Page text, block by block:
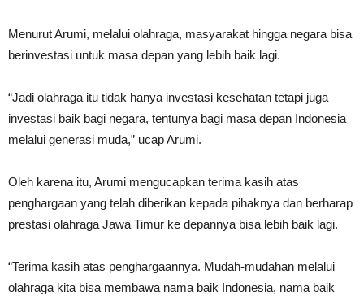
Menurut Arumi, melalui olahraga, masyarakat hingga negara bisa
berinvestasi untuk masa depan yang lebih baik lagi.
“Jadi olahraga itu tidak hanya investasi kesehatan tetapi juga
investasi baik bagi negara, tentunya bagi masa depan Indonesia
melalui generasi muda,” ucap Arumi.
Oleh karena itu, Arumi mengucapkan terima kasih atas
penghargaan yang telah diberikan kepada pihaknya dan berharap
prestasi olahraga Jawa Timur ke depannya bisa lebih baik lagi.
“Terima kasih atas penghargaannya. Mudah-mudahan melalui
olahraga kita bisa membawa nama baik Indonesia, nama baik